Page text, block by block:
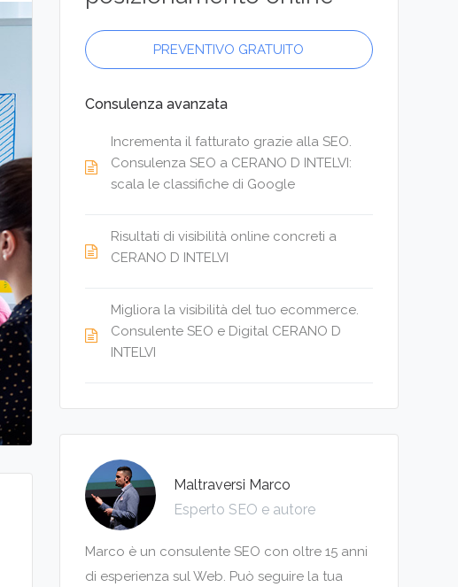
PREVENTIVO GRATUITO
Consulenza avanzata
Incrementa il fatturato grazie alla SEO.
Consulenza SEO a CERANO D INTELVI:
scala le classifiche di Google
Risultati di visibilità online concreti a
CERANO D INTELVI
Migliora la visibilità del tuo ecommerce.
Consulente SEO e Digital CERANO D
INTELVI
Maltraversi Marco
Esperto SEO e autore
Marco è un consulente SEO con oltre 15 anni
di esperienza sul Web. Può seguire la tua